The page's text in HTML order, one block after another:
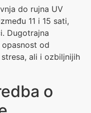
do rujna UV
11 i 15 sati,
Dugotrajna
od
ali i ozbiljnijih
o